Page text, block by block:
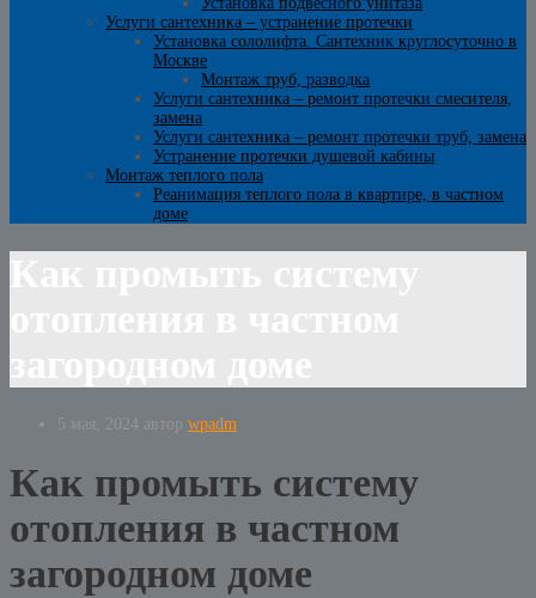
Услуги сантехника – устранение протечки
Установка сололифта. Сантехник круглосуточно в
Москве
Монтаж труб, разводка
Услуги сантехника – ремонт протечки смесителя,
замена
Услуги сантехника – ремонт протечки труб, замена
Устранение протечки душевой кабины
Монтаж теплого пола
Реанимация теплого пола в квартире, в частном
доме
5 мая, 2024 автор wpadm
Как промыть систему
отопления в частном
загородном доме